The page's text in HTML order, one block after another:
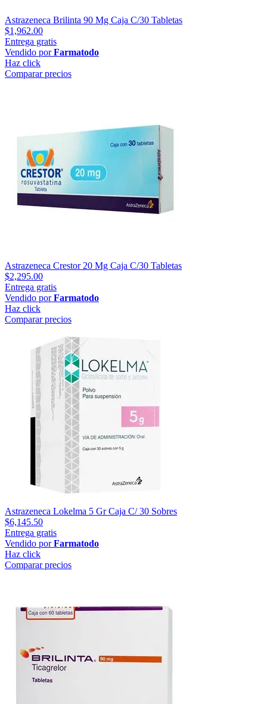
Astrazeneca Brilinta 90 Mg Caja C/30 Tabletas
$1,962.00
Entrega gratis
Vendido porFarmatodo
Haz click
Comparar precios
Astrazeneca Crestor 20 Mg Caja C/30 Tabletas
$2,295.00
Entrega gratis
Vendido porFarmatodo
Haz click
Comparar precios
Astrazeneca Lokelma 5 Gr Caja C/ 30 Sobres
$6,145.50
Entrega gratis
Vendido porFarmatodo
Haz click
Comparar precios